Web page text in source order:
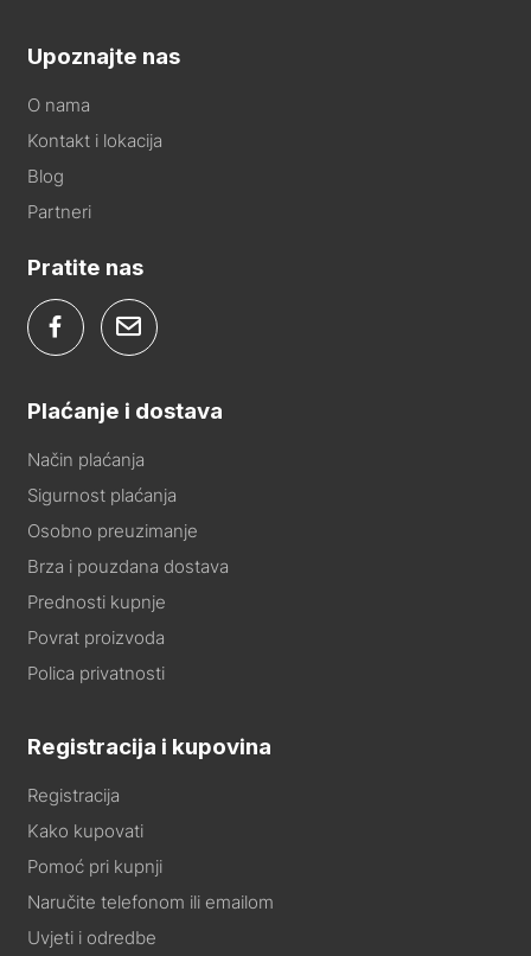
Upoznajte nas
O nama
Kontakt i lokacija
Blog
Partneri
Pratite nas
Plaćanje i dostava
Način plaćanja
Sigurnost plaćanja
Osobno preuzimanje
Brza i pouzdana dostava
Prednosti kupnje
Povrat proizvoda
Polica privatnosti
Registracija i kupovina
Registracija
Kako kupovati
Pomoć pri kupnji
Naručite telefonom ili emailom
Uvjeti i odredbe